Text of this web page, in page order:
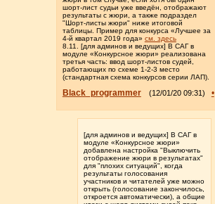
шорт-лист судьи уже введён, отображают
результаты с жюри, а также подраздел
"Шорт-листы жюри" ниже итоговой
таблицы. Пример для конкурса «Лучшее за
4-й квартал 2019 года» см. здесь
8.11. [для админов и ведущих] В САГ в
модуле «Конкурсное жюри» реализована
третья часть: ввод шорт-листов судей,
работающих по схеме 1-2-3 место
(стандартная схема конкурсов серии ЛАП).
Black_programmer (12/01/20 09:31) •
[для админов и ведущих] В САГ в
модуле «Конкурсное жюри»
добавлена настройка "Выключить
отображение жюри в результатах"
для "плохих ситуаций", когда
результаты голосования
участников и читателей уже можно
открыть (голосование закончилось,
откроется автоматически), а общие